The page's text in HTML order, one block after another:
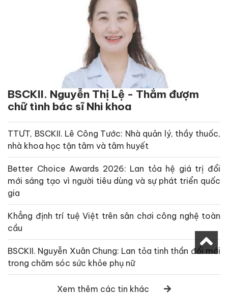
BSCKII. Nguyễn Thị Lệ - Thắm đượm
chữ tình bác sĩ Nhi khoa
TTƯT, BSCKII. Lê Công Tước: Nhà quản lý, thầy thuốc,
nhà khoa học tận tâm và tâm huyết
Better Choice Awards 2026: Lan tỏa hệ giá trị đổi
mới sáng tạo vì người tiêu dùng và sự phát triển quốc
gia
Khẳng định trí tuệ Việt trên sân chơi công nghệ toàn
cầu
BSCKII. Nguyễn Xuân Chung: Lan tỏa tinh thần đổi mới
trong chăm sóc sức khỏe phụ nữ
Xem thêm các tin khác